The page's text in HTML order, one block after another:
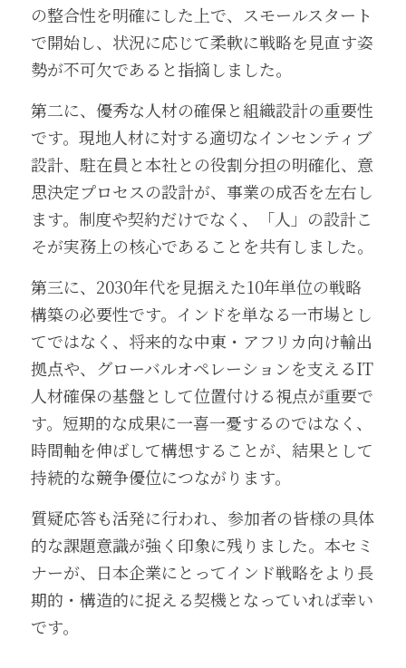
の整合性を明確にした上で、スモールスタート
で開始し、状況に応じて柔軟に戦略を見直す姿
勢が不可欠であると指摘しました。
第二に、優秀な人材の確保と組織設計の重要性
です。現地人材に対する適切なインセンティブ
設計、駐在員と本社との役割分担の明確化、意
思決定プロセスの設計が、事業の成否を左右し
ます。制度や契約だけでなく、「人」の設計こ
そが実務上の核心であることを共有しました。
第三に、2030年代を見据えた10年単位の戦略
構築の必要性です。インドを単なる一市場とし
てではなく、将来的な中東・アフリカ向け輸出
拠点や、グローバルオペレーションを支えるIT
人材確保の基盤として位置付ける視点が重要で
す。短期的な成果に一喜一憂するのではなく、
時間軸を伸ばして構想することが、結果として
持続的な競争優位につながります。
質疑応答も活発に行われ、参加者の皆様の具体
的な課題意識が強く印象に残りました。本セミ
ナーが、日本企業にとってインド戦略をより長
期的・構造的に捉える契機となっていれば幸い
です。